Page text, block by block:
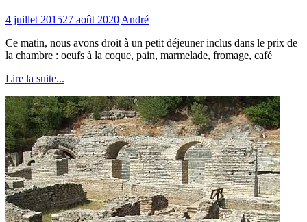
4 juillet 201527 août 2020 André
Ce matin, nous avons droit à un petit déjeuner inclus dans le prix de
la chambre : oeufs à la coque, pain, marmelade, fromage, café
Lire la suite...